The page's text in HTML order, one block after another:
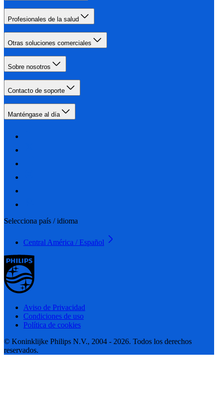
Profesionales de la salud
Otras soluciones comerciales
Sobre nosotros
Contacto de soporte
Manténgase al día
Selecciona país / idioma
Central América / Español
Aviso de Privacidad
Condiciones de uso
Política de cookies
© Koninklijke Philips N.V., 2004 - 2026. Todos los derechos
reservados.